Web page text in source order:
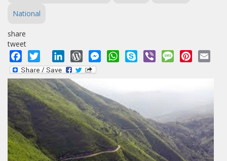
National
share
tweet
Facebook
Twitter LinkedInWordPressMessengerWhatsApp
Skype Viber MessagePinterest